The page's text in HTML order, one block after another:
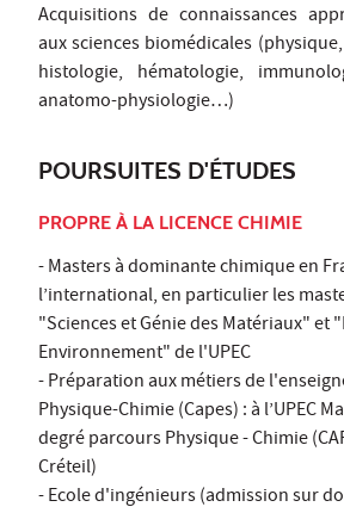
Acquisitions de connaissances
aux sciences biomédicales
histologie, hématologie,
anatomo-physiologie…)
POURSUITES D'ÉTUDES
PROPRE À LA LICENCE CHIMIE
- Masters à dominante chimique en
l’international, en particulier les
"Sciences et Génie des Matériaux" et
Environnement" de l'UPEC
- Préparation aux métiers de
Physique-Chimie (Capes) : à l’UPEC
degré parcours Physique - Chimie
Créteil)
- Ecole d'ingénieurs (admission sur